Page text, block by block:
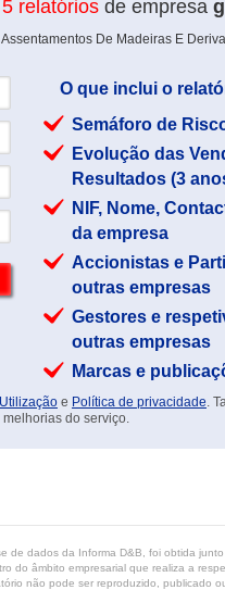
5 relatórios de empresa
De Madeiras E
O que inclui o
Semáforo de
Evolução das
Resultados (3
NIF, Nome,
da empresa
Accionistas e
outras empresas
Gestores e
outras empresas
Marcas e
e Política de privacidade.
do serviço.
de dados da Informa D&B, foi obtida
do âmbito empresarial que realiza a
não pode ser reproduzido, publicado